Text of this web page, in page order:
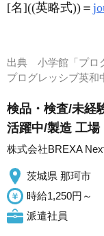
[名]((英略式))＝
出典 小学館「プロ
プログレッシブ英
検品・検査/未経
活躍中/製造 工場
株式会社BREXA
茨城県 那珂市
時給1,250円～
派遣社員